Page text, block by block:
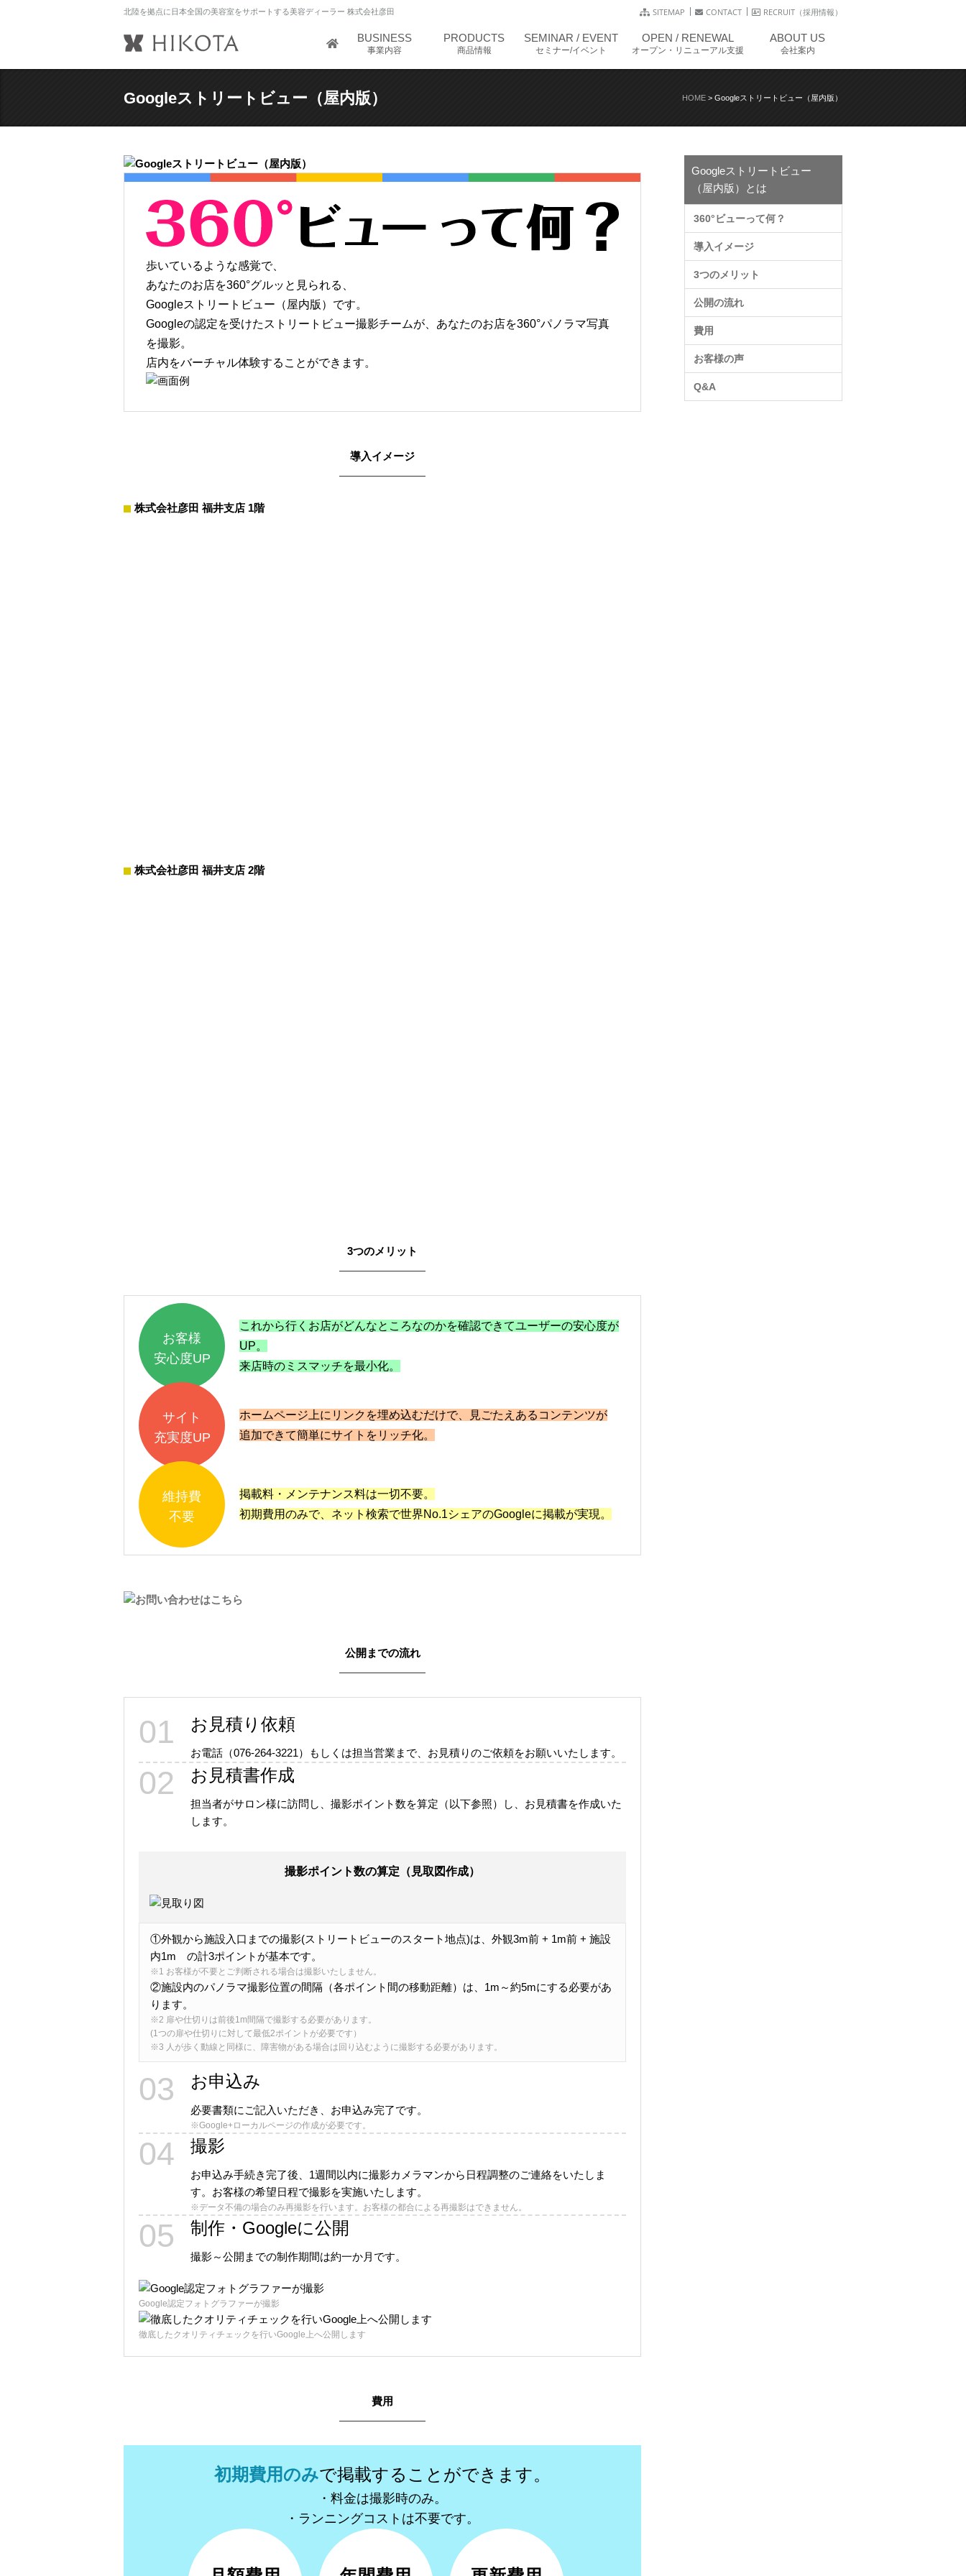
北陸を拠点に日本全国の美容室をサポートする美容ディーラー 株式会社彦田 SITEMAP CONTACT RECRUIT（採用情報）
BUSINESS
事業内容
PRODUCTS
商品情報
SEMINAR / EVENT
セミナー/イベント
OPEN / RENEWAL
オープン・リニューアル支援
ABOUT US
会社案内
Googleストリートビュー（屋内版） HOME > Googleストリートビュー（屋内版）
歩いているような感覚で、
あなたのお店を360°グルッと見られる、
Googleストリートビュー（屋内版）です。
Googleの認定を受けたストリートビュー撮影チームが、あなたのお店を360°パノラマ写真
を撮影。
店内をバーチャル体験することができます。
導入イメージ
株式会社彦田 福井支店 1階
株式会社彦田 福井支店 2階
3つのメリット
お客様
安心度UP
これから行くお店がどんなところなのかを確認できてユーザーの安心度が
UP。
来店時のミスマッチを最小化。
サイト
充実度UP
ホームページ上にリンクを埋め込むだけで、見ごたえあるコンテンツが
追加できて簡単にサイトをリッチ化。
維持費
不要
掲載料・メンテナンス料は一切不要。
初期費用のみで、ネット検索で世界No.1シェアのGoogleに掲載が実現。
公開までの流れ
01 お見積り依頼
お電話（076-264-3221）もしくは担当営業まで、お見積りのご依頼をお願いいたします。
02 お見積書作成
担当者がサロン様に訪問し、撮影ポイント数を算定（以下参照）し、お見積書を作成いた
します。
撮影ポイント数の算定（見取図作成）
①外観から施設入口までの撮影(ストリートビューのスタート地点)は、外観3m前 + 1m前 + 施設
内1m の計3ポイントが基本です。
※1 お客様が不要とご判断される場合は撮影いたしません。
②施設内のパノラマ撮影位置の間隔（各ポイント間の移動距離）は、1m～約5mにする必要があ
ります。
※2 扉や仕切りは前後1m間隔で撮影する必要があります。
(1つの扉や仕切りに対して最低2ポイントが必要です）
※3 人が歩く動線と同様に、障害物がある場合は回り込むように撮影する必要があります。
03 お申込み
必要書類にご記入いただき、お申込み完了です。
※Google+ローカルページの作成が必要です。
04 撮影
お申込み手続き完了後、1週間以内に撮影カメラマンから日程調整のご連絡をいたしま
す。お客様の希望日程で撮影を実施いたします。
※データ不備の場合のみ再撮影を行います。お客様の都合による再撮影はできません。
05 制作・Googleに公開
撮影～公開までの制作期間は約一か月です。
Google認定フォトグラファーが撮影
徹底したクオリティチェックを行いGoogle上へ公開します
費用
初期費用のみで掲載することができます。
・料金は撮影時のみ。
・ランニングコストは不要です。
Googleストリートビュー
（屋内版）とは
360°ビューって何？
導入イメージ
3つのメリット
公開の流れ
費用
お客様の声
Q&A